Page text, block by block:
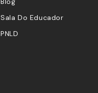
Sala Do Educador
PNLD